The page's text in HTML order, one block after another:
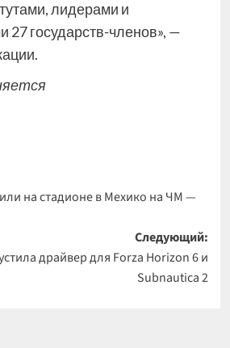
лидерами и
27 государств-членов», —
на стадионе в Мехико на ЧМ —
Следующий:
драйвер для Forza Horizon 6 и
Subnautica 2